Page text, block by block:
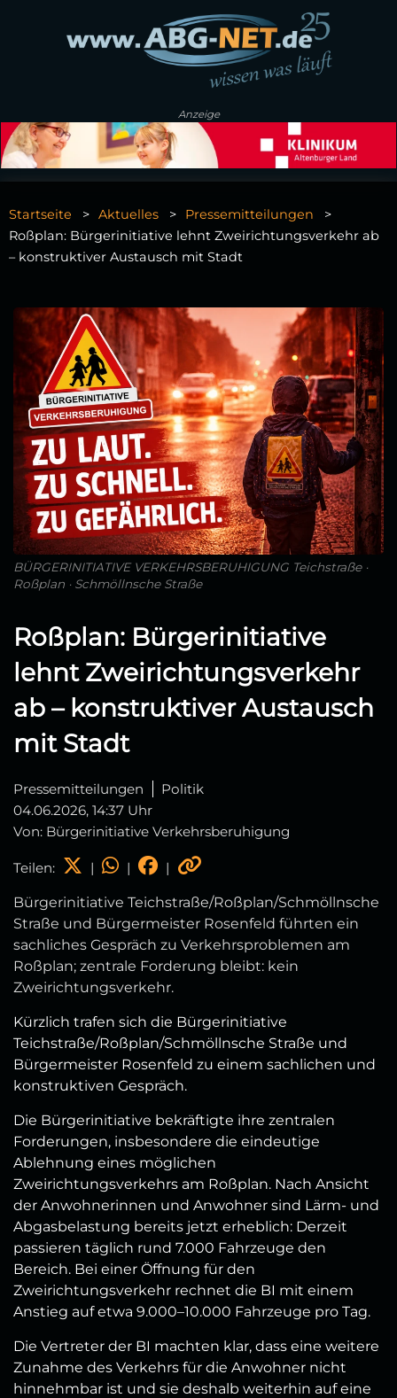
Anzeige
Startseite Aktuelles
Pressemitteilungen
Roßplan: Bürgerinitiative lehnt Zweirichtungsverkehr ab
– konstruktiver Austausch mit Stadt
BÜRGERINITIATIVE VERKEHRSBERUHIGUNG Teichstraße ·
Roßplan · Schmöllnsche Straße
Roßplan: Bürgerinitiative
lehnt Zweirichtungsverkehr
ab – konstruktiver Austausch
mit Stadt
Pressemitteilungen
Politik
04.06.2026, 14:37 Uhr
Von: Bürgerinitiative Verkehrsberuhigung
Teilen: | | |
Bürgerinitiative Teichstraße/Roßplan/Schmöllnsche
Straße und Bürgermeister Rosenfeld führten ein
sachliches Gespräch zu Verkehrsproblemen am
Roßplan; zentrale Forderung bleibt: kein
Zweirichtungsverkehr.
Kürzlich trafen sich die Bürgerinitiative
Teichstraße/Roßplan/Schmöllnsche Straße und
Bürgermeister Rosenfeld zu einem sachlichen und
konstruktiven Gespräch.
Die Bürgerinitiative bekräftigte ihre zentralen
Forderungen, insbesondere die eindeutige
Ablehnung eines möglichen
Zweirichtungsverkehrs am Roßplan. Nach Ansicht
der Anwohnerinnen und Anwohner sind Lärm- und
Abgasbelastung bereits jetzt erheblich: Derzeit
passieren täglich rund 7.000 Fahrzeuge den
Bereich. Bei einer Öffnung für den
Zweirichtungsverkehr rechnet die BI mit einem
Anstieg auf etwa 9.000–10.000 Fahrzeuge pro Tag.
Die Vertreter der BI machten klar, dass eine weitere
Zunahme des Verkehrs für die Anwohner nicht
hinnehmbar ist und sie deshalb weiterhin auf eine